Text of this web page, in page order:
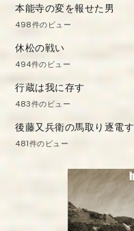
本能寺の変を報せた男
498件のビュー
休松の戦い
494件のビュー
行蔵は我に存す
483件のビュー
後藤又兵衛の馬取り逐電す
481件のビュー